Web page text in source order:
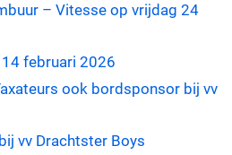
– Vitesse op vrijdag 24
februari 2026
ook bordsponsor bij vv
vv Drachtster Boys